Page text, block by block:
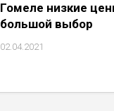
Гомеле низкие
большой выбор
02.04.2021